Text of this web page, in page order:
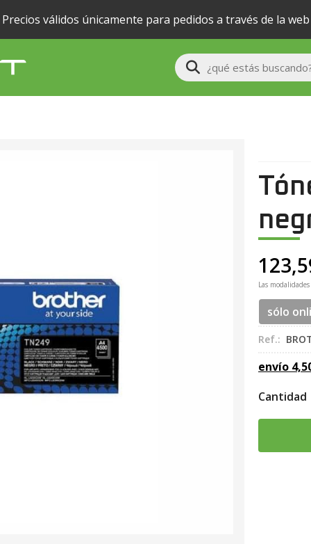
Precios válidos únicamente para pedidos a través de la web
Buscar
Las
sólo
Ref.:
envío
Cantidad